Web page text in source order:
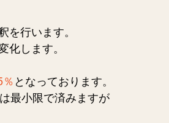
を行います。
化します。
となっております。
最小限で済みますが